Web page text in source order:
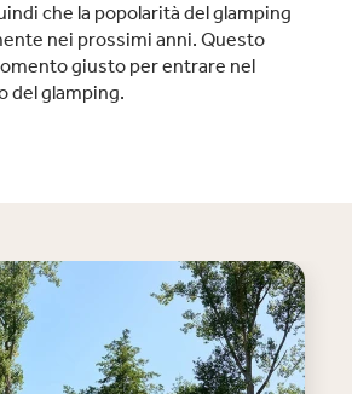
che la popolarità del glamping
nei prossimi anni. Questo
giusto per entrare nel
del glamping.